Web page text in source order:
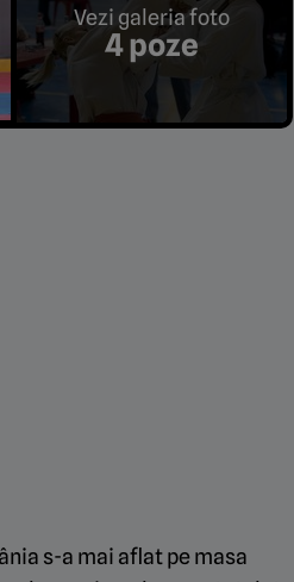
Vezi galeria foto
4 poze
s-a mai aflat pe masa